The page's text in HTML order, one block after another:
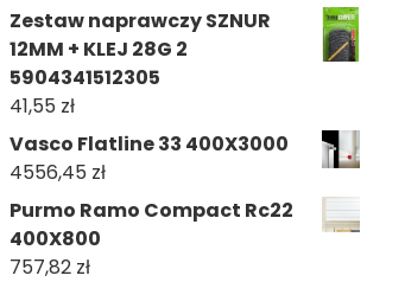
Zestaw naprawczy SZNUR
12MM + KLEJ 28G 2
5904341512305
41,55 zł
Vasco Flatline 33 400X3000
4556,45 zł
Purmo Ramo Compact Rc22
400X800
757,82 zł